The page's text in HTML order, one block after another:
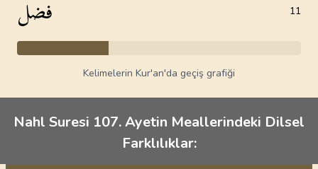
فضل 11
Kelimelerin Kur'an'da geçiş grafiği
Nahl Suresi 107. Ayetin Meallerindeki Dilsel
Farklılıklar: